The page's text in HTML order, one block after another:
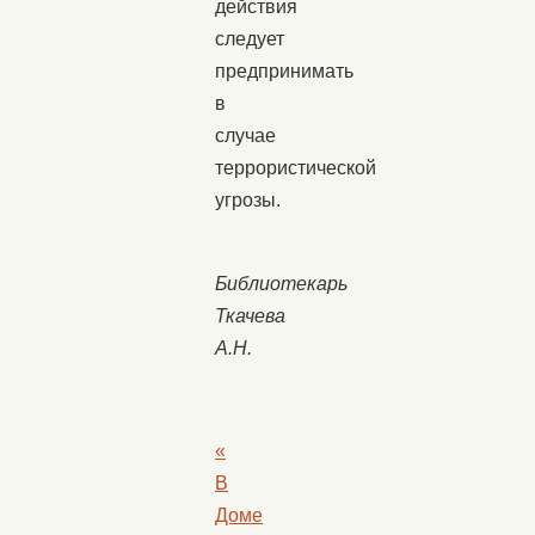
действия
следует
предпринимать
в
случае
террористической
угрозы.
Библиотекарь
Ткачева
А.Н.
«
В
Доме